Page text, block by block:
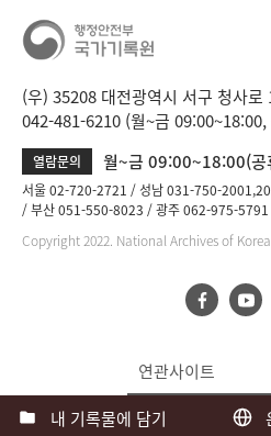
내 기록물에 담기
(우) 35208 대전광역시 서구 청사
042-481-6210 (월~금 09:00~18:00,
열람문의 월~금 09:00~18:00(공
서울 02-720-2721 성남 031-750-
부산 051-550-8023
광주 062-975-5791
Copyright 2022. National Archives of
연관사이트